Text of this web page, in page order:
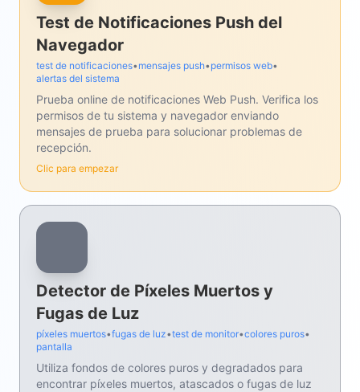
Test de Notificaciones Push del
Navegador
test de notificaciones•mensajes push•permisos web•
alertas del sistema
Prueba online de notificaciones Web Push. Verifica los
permisos de tu sistema y navegador enviando
mensajes de prueba para solucionar problemas de
recepción.
Clic para empezar
Detector de Píxeles Muertos y
Fugas de Luz
píxeles muertos•fugas de luz•test de monitor•colores puros•
pantalla
Utiliza fondos de colores puros y degradados para
encontrar píxeles muertos, atascados o fugas de luz